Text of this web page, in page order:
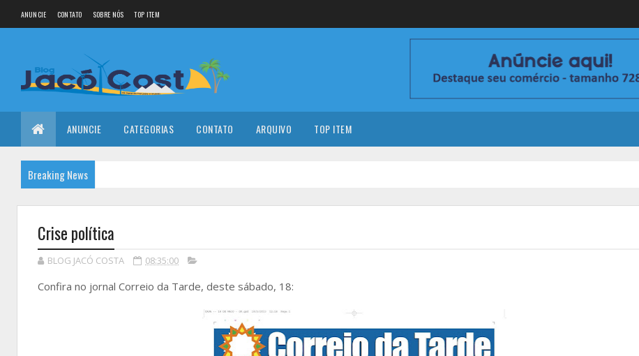
ANUNCIE CONTATO SOBRE NÓS TOP ITEM
ANUNCIE CATEGORIAS CONTATO ARQUIVO TOP ITEM
Breaking News
Crise política
BLOG JACÓ COSTA 08:35:00
Confira no jornal Correio da Tarde, deste sábado, 18: